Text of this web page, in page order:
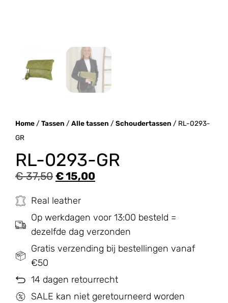
Home / Tassen / Alle tassen / Schoudertassen / RL-0293-
GR
RL-0293-GR
€37,50 €15,00
Real leather
Op werkdagen voor 13:00 besteld =
dezelfde dag verzonden
Gratis verzending bij bestellingen vanaf
€50
14 dagen retourrecht
SALE kan niet geretourneerd worden